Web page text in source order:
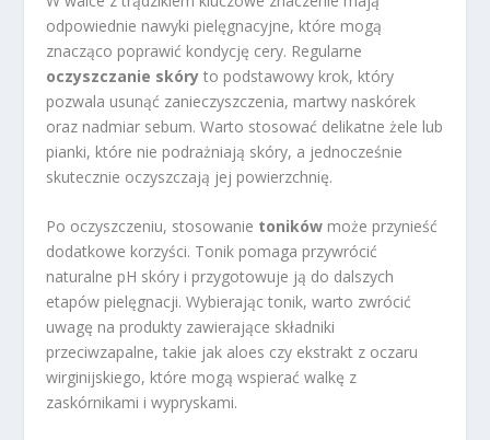
odpowiednie nawyki pielęgnacyjne, które mogą
znacząco poprawić kondycję cery. Regularne
oczyszczanie skóry to podstawowy krok, który
pozwala usunąć zanieczyszczenia, martwy naskórek
oraz nadmiar sebum. Warto stosować delikatne żele lub
pianki, które nie podrażniają skóry, a jednocześnie
skutecznie oczyszczają jej powierzchnię.
Po oczyszczeniu, stosowanie toników może przynieść
dodatkowe korzyści. Tonik pomaga przywrócić
naturalne pH skóry i przygotowuje ją do dalszych
etapów pielęgnacji. Wybierając tonik, warto zwrócić
uwagę na produkty zawierające składniki
przeciwzapalne, takie jak aloes czy ekstrakt z oczaru
wirginijskiego, które mogą wspierać walkę z
zaskórnikami i wypryskami.